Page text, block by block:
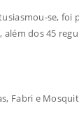
se, foi
dos 45
Fabri e